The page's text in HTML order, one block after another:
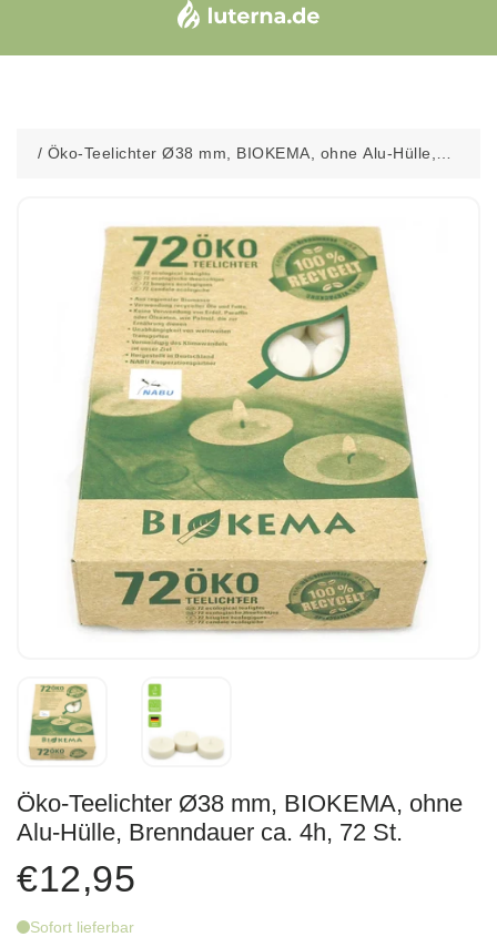
/ Öko-Teelichter Ø38 mm, BIOKEMA, ohne Alu-Hülle,
Öko-Teelichter Ø38 mm, BIOKEMA, ohne
Alu-Hülle, Brenndauer ca. 4h, 72 St.
€12,95
Sofort lieferbar